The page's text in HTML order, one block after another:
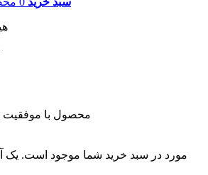
محصول با موفقیت
مورد در سبد خرید شما موجود است. یک